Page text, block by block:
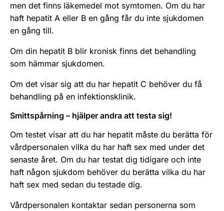
men det finns läkemedel mot symtomen. Om du har
haft hepatit A eller B en gång får du inte sjukdomen
en gång till.
Om din hepatit B blir kronisk finns det behandling
som hämmar sjukdomen.
Om det visar sig att du har hepatit C behöver du få
behandling på en infektionsklinik.
Smittspårning – hjälper andra att testa sig!
Om testet visar att du har hepatit måste du berätta för
vårdpersonalen vilka du har haft sex med under det
senaste året. Om du har testat dig tidigare och inte
haft någon sjukdom behöver du berätta vilka du har
haft sex med sedan du testade dig.
Vårdpersonalen kontaktar sedan personerna som